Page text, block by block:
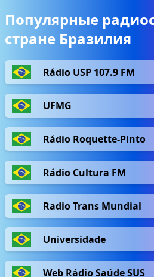
Популярные
стране Бразилия
Rádio USP 107.9 FM
UFMG
Rádio Roquette-Pinto
Rádio Cultura FM
Radio Trans Mundial
Universidade
Web Rádio Saúde SUS